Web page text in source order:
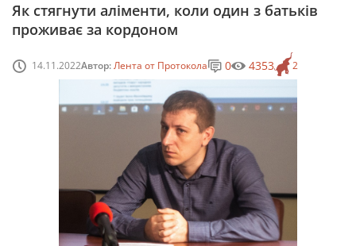
Як стягнути аліменти, коли один з батьків
проживає за кордоном
14.11.2022Автор:Лента от Протокола 2
0 4353